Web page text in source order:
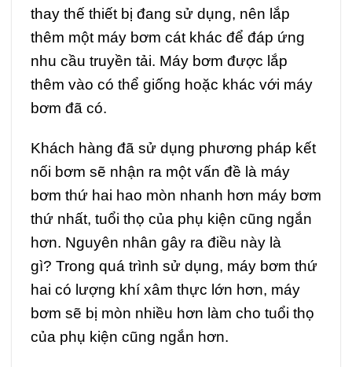
thay thế thiết bị đang sử dụng, nên lắp
thêm một máy bơm cát khác để đáp ứng
nhu cầu truyền tải. Máy bơm được lắp
thêm vào có thể giống hoặc khác với máy
bơm đã có.
Khách hàng đã sử dụng phương pháp kết
nối bơm sẽ nhận ra một vấn đề là máy
bơm thứ hai hao mòn nhanh hơn máy bơm
thứ nhất, tuổi thọ của phụ kiện cũng ngắn
hơn. Nguyên nhân gây ra điều này là
gì? Trong quá trình sử dụng, máy bơm thứ
hai có lượng khí xâm thực lớn hơn, máy
bơm sẽ bị mòn nhiều hơn làm cho tuổi thọ
của phụ kiện cũng ngắn hơn.